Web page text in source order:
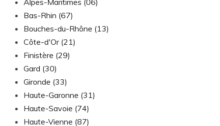
Bas-Rhin (67)
Bouches-du-Rhône (13)
Côte-d'Or (21)
Finistère (29)
Gard (30)
Gironde (33)
Haute-Garonne (31)
Haute-Savoie (74)
Haute-Vienne (87)